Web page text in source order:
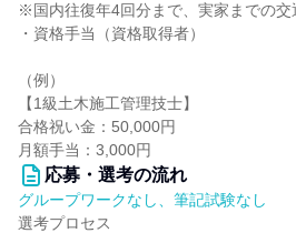
※国内往復年4回分まで、実家までの交
・資格手当（資格取得者）
（例）
【1級土木施工管理技士】
合格祝い金：50,000円
月額手当：3,000円
応募・選考の流れ
グループワークなし、筆記試験なし
選考プロセス